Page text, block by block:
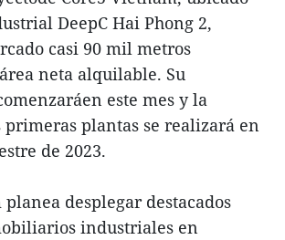
DeepC Hai Phong 2,
casi 90 mil metros
neta alquilable. Su
este mes y la
primeras plantas se realizará en
de 2023.
desplegar destacados
industriales en